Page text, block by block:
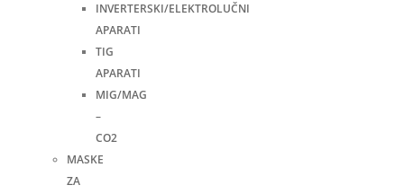
INVERTERSKI/ELEKTROLUČNI
APARATI
TIG
APARATI
MIG/MAG
–
CO2
MASKE
ZA